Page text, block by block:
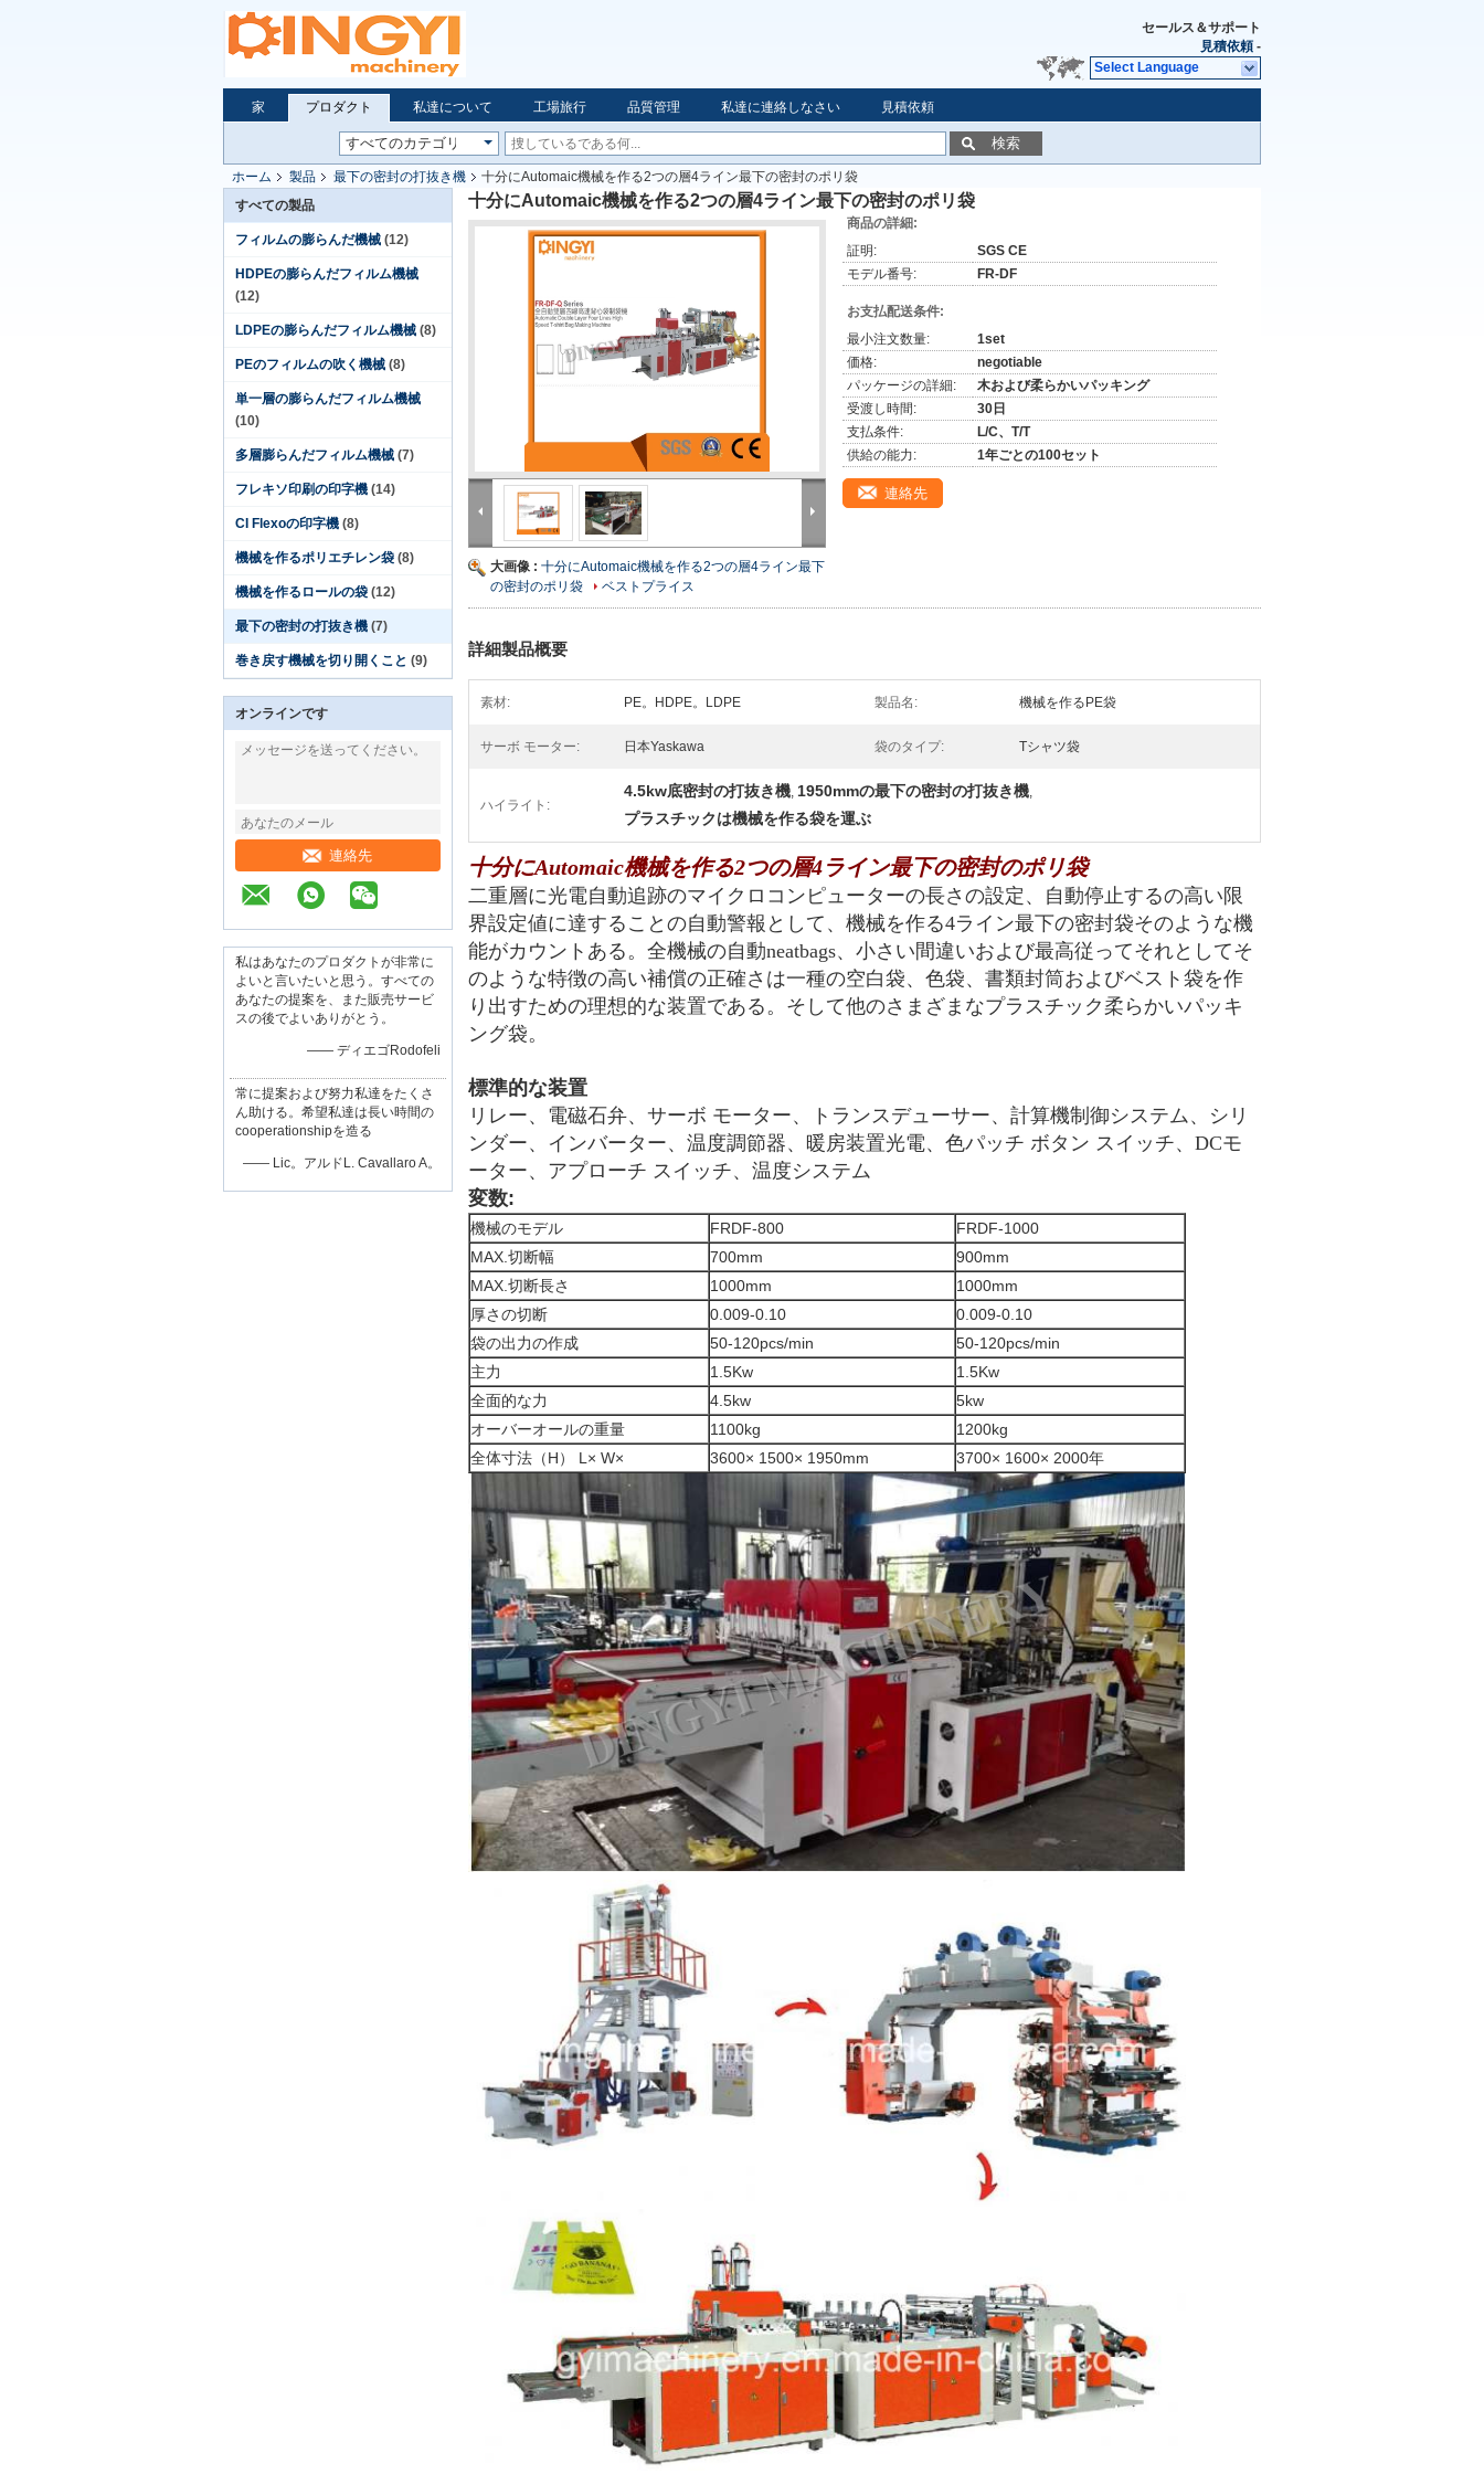
セールス＆サポート
見積依頼 -
Select Language
家 プロダクト 私達について 工場旅行 品質管理 私達に連絡しなさい 見積依頼
検索
ホーム 製品 最下の密封の打抜き機
十分にAutomaic機械を作る2つの層4ライン最下の密封のポリ袋
すべての製品
フィルムの膨らんだ機械 (12)
HDPEの膨らんだフィルム機械
(12)
LDPEの膨らんだフィルム機械 (8)
PEのフィルムの吹く機械 (8)
単一層の膨らんだフィルム機械
(10)
多層膨らんだフィルム機械 (7)
フレキソ印刷の印字機 (14)
CI Flexoの印字機 (8)
機械を作るポリエチレン袋 (8)
機械を作るロールの袋 (12)
最下の密封の打抜き機 (7)
巻き戻す機械を切り開くこと (9)
オンラインです
連絡先
私はあなたのプロダクトが非常に
よいと言いたいと思う。すべての
あなたの提案を、また販売サービ
スの後でよいありがとう。
—— ディエゴRodofeli
常に提案および努力私達をたくさ
ん助ける。希望私達は長い時間の
cooperationshipを造る
—— Lic。アルドL. Cavallaro A。
十分にAutomaic機械を作る2つの層4ライン最下の密封のポリ袋
大画像 : 十分にAutomaic機械を作る2つの層4ライン最下
の密封のポリ袋
ベストプライス
商品の詳細:
証明:
SGS CE
モデル番号:
FR-DF
お支払配送条件:
最小注文数量:
1set
価格:
negotiable
パッケージの詳細:
木および柔らかいパッキング
受渡し時間:
30日
支払条件:
L/C、T/T
供給の能力:
1年ごとの100セット
連絡先
詳細製品概要
素材: PE。HDPE。LDPE 製品名: 機械を作るPE袋
サーボ モーター: 日本Yaskawa 袋のタイプ: Tシャツ袋
ハイライト:
4.5kw底密封の打抜き機, 1950mmの最下の密封の打抜き機,
プラスチックは機械を作る袋を運ぶ
十分にAutomaic機械を作る2つの層4ライン最下の密封のポリ袋
二重層に光電自動追跡のマイクロコンピューターの長さの設定、自動停止するの高い限
界設定値に達することの自動警報として、機械を作る4ライン最下の密封袋そのような機
能がカウントある。全機械の自動neatbags、小さい間違いおよび最高従ってそれとしてそ
のような特徴の高い補償の正確さは一種の空白袋、色袋、書類封筒およびベスト袋を作
り出すための理想的な装置である。そして他のさまざまなプラスチック柔らかいパッキ
ング袋。
標準的な装置
リレー、電磁石弁、サーボ モーター、トランスデューサー、計算機制御システム、シリ
ンダー、インバーター、温度調節器、暖房装置光電、色パッチ ボタン スイッチ、DCモ
ーター、アプローチ スイッチ、温度システム
変数:
機械のモデル FRDF-800
FRDF-1000
MAX.切断幅
700mm
900mm
MAX.切断長さ
1000mm
1000mm
厚さの切断
0.009-0.10
0.009-0.10
袋の出力の作成
50-120pcs/min
50-120pcs/min
主力
1.5Kw
1.5Kw
全面的な力
4.5kw
5kw
オーバーオールの重量
1100kg
1200kg
全体寸法（H） L× W×
3600× 1500× 1950mm 3700× 1600× 2000年